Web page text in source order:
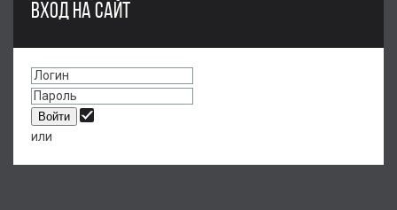
ВХОД НА САЙТ
или